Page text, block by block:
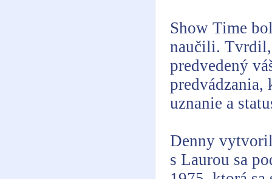
Show Time
naučili. Tvrdil,
predvedený
predvádzania,
uznanie a
Denny
s Laurou sa